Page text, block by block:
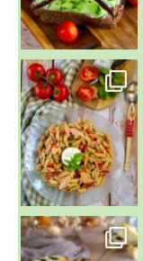
~ SALADE DE PÂTES AUX DEUX TOMATES THON ET BURRA
~ FINANCIERS MYRTILLES ET CITRON ~
Aujourd'hu